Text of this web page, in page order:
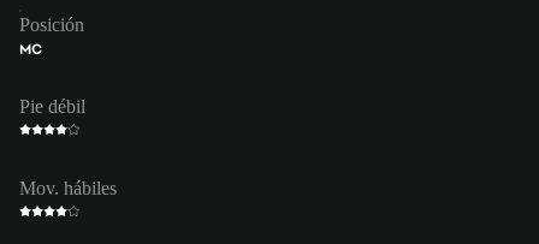
Posición
MC
Pie débil
Mov. hábiles